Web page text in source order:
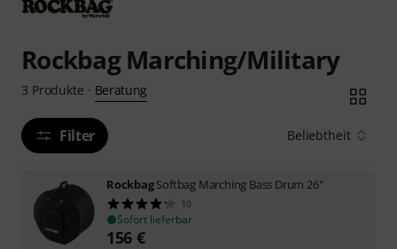
Rockbag Marching/Military
3 Produkte · Beratung
Filter Beliebtheit
RockbagSoftbag Marching Bass Drum 26"
10
Sofort lieferbar
156 €